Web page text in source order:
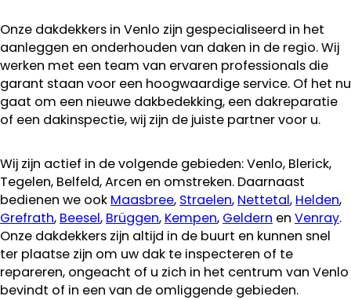
Onze dakdekkers in Venlo zijn gespecialiseerd in het
aanleggen en onderhouden van daken in de regio. Wij
werken met een team van ervaren professionals die
garant staan voor een hoogwaardige service. Of het nu
gaat om een nieuwe dakbedekking, een dakreparatie
of een dakinspectie, wij zijn de juiste partner voor u.
Wij zijn actief in de volgende gebieden: Venlo, Blerick,
Tegelen, Belfeld, Arcen en omstreken. Daarnaast
bedienen we ook Maasbree, Straelen, Nettetal, Helden,
Grefrath, Beesel, Brüggen, Kempen, Geldern en Venray.
Onze dakdekkers zijn altijd in de buurt en kunnen snel
ter plaatse zijn om uw dak te inspecteren of te
repareren, ongeacht of u zich in het centrum van Venlo
bevindt of in een van de omliggende gebieden.